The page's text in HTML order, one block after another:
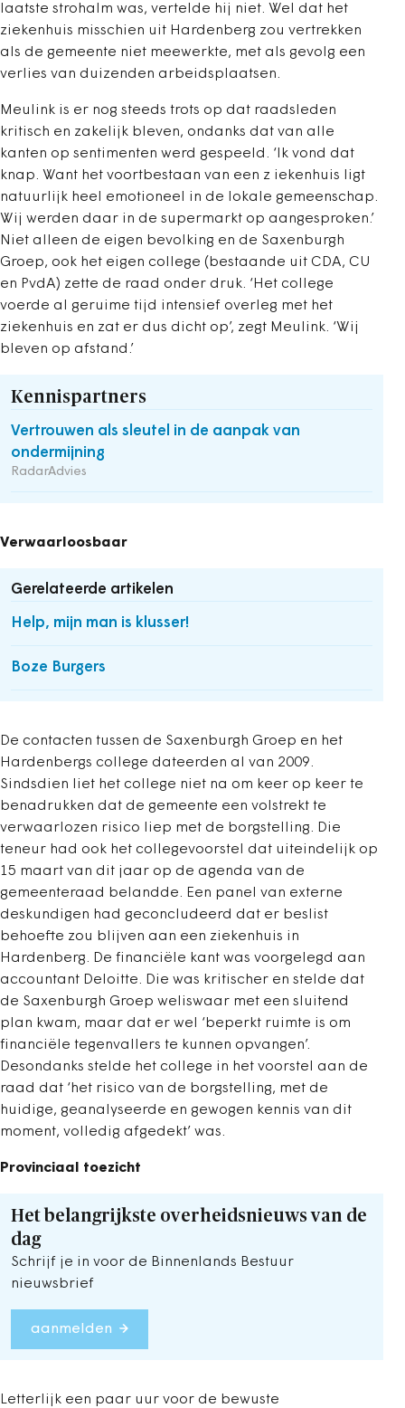
laatste strohalm was, vertelde hij niet. Wel dat het
ziekenhuis misschien uit Hardenberg zou vertrekken
als de gemeente niet meewerkte, met als gevolg een
verlies van duizenden arbeidsplaatsen.
Meulink is er nog steeds trots op dat raadsleden
kritisch en zakelijk bleven, ondanks dat van alle
kanten op sentimenten werd gespeeld. ‘Ik vond dat
knap. Want het voortbestaan van een z iekenhuis ligt
natuurlijk heel emotioneel in de lokale gemeenschap.
Wij werden daar in de supermarkt op aangesproken.’
Niet alleen de eigen bevolking en de Saxenburgh
Groep, ook het eigen college (bestaande uit CDA, CU
en PvdA) zette de raad onder druk. ‘Het college
voerde al geruime tijd intensief overleg met het
ziekenhuis en zat er dus dicht op’, zegt Meulink. ‘Wij
bleven op afstand.’
Kennispartners
Vertrouwen als sleutel in de aanpak van
ondermijning
RadarAdvies
Verwaarloosbaar
Gerelateerde artikelen
Help, mijn man is klusser!
Boze Burgers
De contacten tussen de Saxenburgh Groep en het
Hardenbergs college dateerden al van 2009.
Sindsdien liet het college niet na om keer op keer te
benadrukken dat de gemeente een volstrekt te
verwaarlozen risico liep met de borgstelling. Die
teneur had ook het collegevoorstel dat uiteindelijk op
15 maart van dit jaar op de agenda van de
gemeenteraad belandde. Een panel van externe
deskundigen had geconcludeerd dat er beslist
behoefte zou blijven aan een ziekenhuis in
Hardenberg. De financiële kant was voorgelegd aan
accountant Deloitte. Die was kritischer en stelde dat
de Saxenburgh Groep weliswaar met een sluitend
plan kwam, maar dat er wel ‘beperkt ruimte is om
financiële tegenvallers te kunnen opvangen’.
Desondanks stelde het college in het voorstel aan de
raad dat ‘het risico van de borgstelling, met de
huidige, geanalyseerde en gewogen kennis van dit
moment, volledig afgedekt’ was.
Provinciaal toezicht
Het belangrijkste overheidsnieuws van de
dag
Schrijf je in voor de Binnenlands Bestuur
nieuwsbrief
aanmelden
Letterlijk een paar uur voor de bewuste